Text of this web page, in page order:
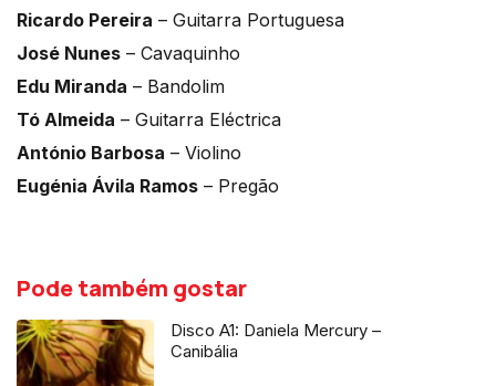
Ricardo Pereira – Guitarra Portuguesa
José Nunes – Cavaquinho
Edu Miranda – Bandolim
Tó Almeida – Guitarra Eléctrica
António Barbosa – Violino
Eugénia Ávila Ramos – Pregão
Pode também gostar
Disco A1: Daniela Mercury –
Canibália